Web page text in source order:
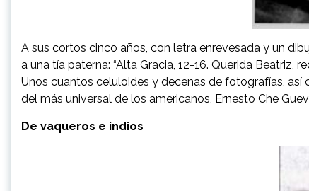
A sus cortos cinco años, con letra enrevesada y un
a una tía paterna: “Alta Gracia, 12-16. Querida Beatriz,
Unos cuantos celuloides y decenas de fotografías,
del más universal de los americanos, Ernesto Che
De vaqueros e indios